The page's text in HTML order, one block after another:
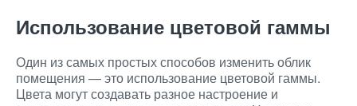
Использование цветовой гаммы
Один из самых простых способов изменить облик
помещения — это использование цветовой гаммы.
Цвета могут создавать разное настроение и